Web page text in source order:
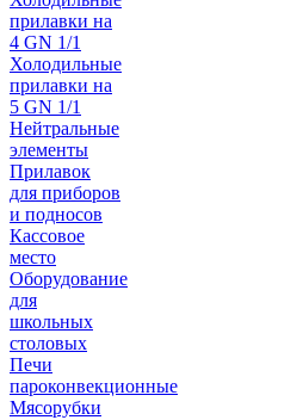
прилавки на
4 GN 1/1
Холодильные
прилавки на
5 GN 1/1
Нейтральные
элементы
Прилавок
для приборов
и подносов
Кассовое
место
Оборудование
для
школьных
столовых
Печи
пароконвекционные
Мясорубки